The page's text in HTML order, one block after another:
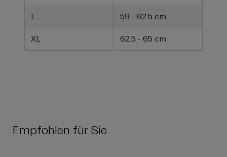
L 59 - 62.5 cm
XL 62.5 - 65 cm
Empfohlen für Sie